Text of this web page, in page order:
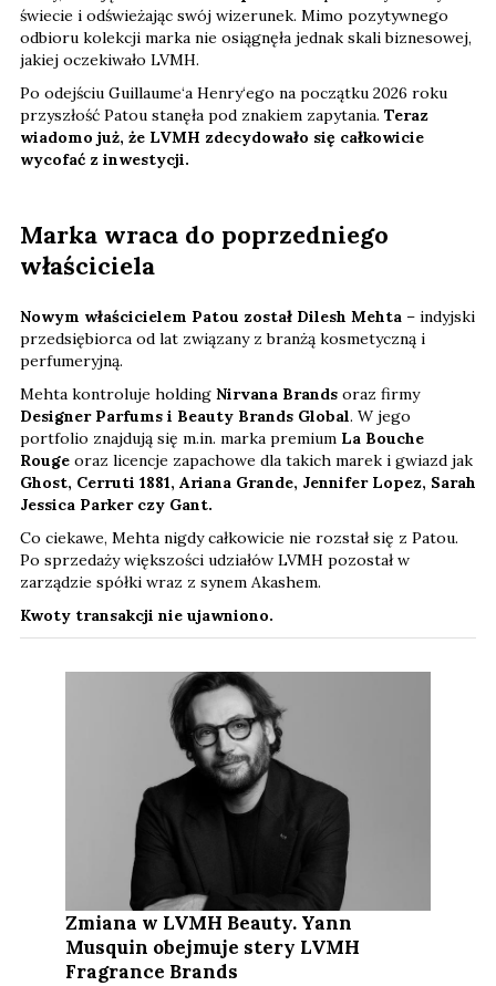
świecie i odświeżając swój wizerunek. Mimo pozytywnego
odbioru kolekcji marka nie osiągnęła jednak skali biznesowej,
jakiej oczekiwało LVMH.
Po odejściu Guillaume‘a Henry‘ego na początku 2026 roku
przyszłość Patou stanęła pod znakiem zapytania. Teraz
wiadomo już, że LVMH zdecydowało się całkowicie
wycofać z inwestycji.
Marka wraca do poprzedniego
właściciela
Nowym właścicielem Patou został Dilesh Mehta – indyjski
przedsiębiorca od lat związany z branżą kosmetyczną i
perfumeryjną.
Mehta kontroluje holding Nirvana Brands oraz firmy
Designer Parfums i Beauty Brands Global. W jego
portfolio znajdują się m.in. marka premium La Bouche
Rouge oraz licencje zapachowe dla takich marek i gwiazd jak
Ghost, Cerruti 1881, Ariana Grande, Jennifer Lopez, Sarah
Jessica Parker czy Gant.
Co ciekawe, Mehta nigdy całkowicie nie rozstał się z Patou.
Po sprzedaży większości udziałów LVMH pozostał w
zarządzie spółki wraz z synem Akashem.
Kwoty transakcji nie ujawniono.
Zmiana w LVMH Beauty. Yann
Musquin obejmuje stery LVMH
Fragrance Brands